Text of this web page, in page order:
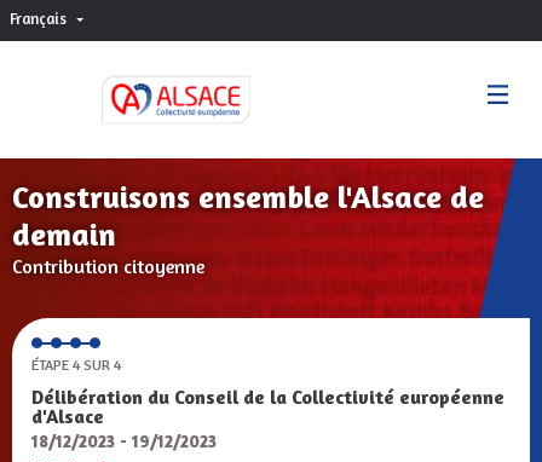
Français Choisir la langue
Construisons ensemble l'Alsace de
demain
Contribution citoyenne
ÉTAPE 4 SUR 4
Délibération du Conseil de la Collectivité européenne
d'Alsace
18/12/2023 - 19/12/2023